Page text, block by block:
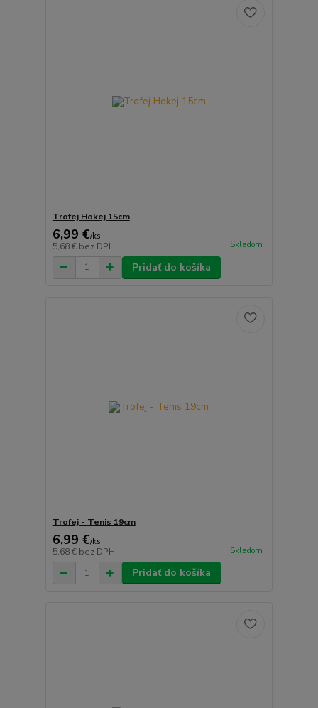
Trofej Hokej 15cm
6,99 €/ks
5,68 € bez DPH Skladom
Pridať do košíka
Trofej - Tenis 19cm
6,99 €/ks
5,68 € bez DPH Skladom
Pridať do košíka